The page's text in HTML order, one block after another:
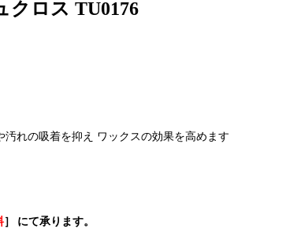
ロス TU0176
れの吸着を抑え ワックスの効果を高めます
］ にて承ります。